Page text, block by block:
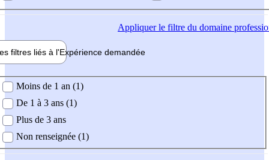
Appliquerle filtre du domaine
filtres liés à l'Expérience demandée
demandée
Moins de 1 an (1)
De 1 à 3 ans (1)
Plus de 3 ans
Non renseignée (1)